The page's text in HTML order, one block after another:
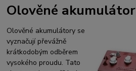
Olověné
Olověné akumulátory se
vyznačují převážně
krátkodobým odběrem
vysokého proudu. Tato